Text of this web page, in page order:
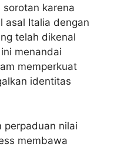
karena
asal Italia dengan
telah dikenal
menandai
memperkuat
identitas
perpaduan nilai
membawa